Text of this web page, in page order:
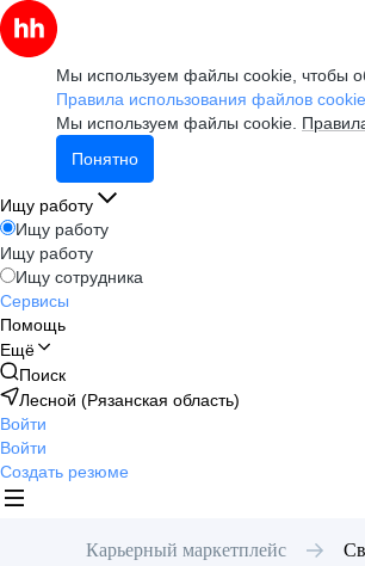
Мы используем файлы cookie, чтобы
Правила использования файлов cookie
Мы используем файлы cookie.
Понятно
Ищу работу
Ищу работу
Ищу работу
Ищу сотрудника
Сервисы
Помощь
Ещё
Поиск
Лесной (Рязанская область)
Войти
Войти
Создать резюме
Карьерный маркетплейс